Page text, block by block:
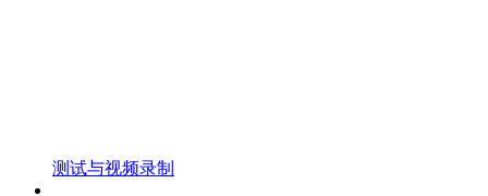
测试与视频录制